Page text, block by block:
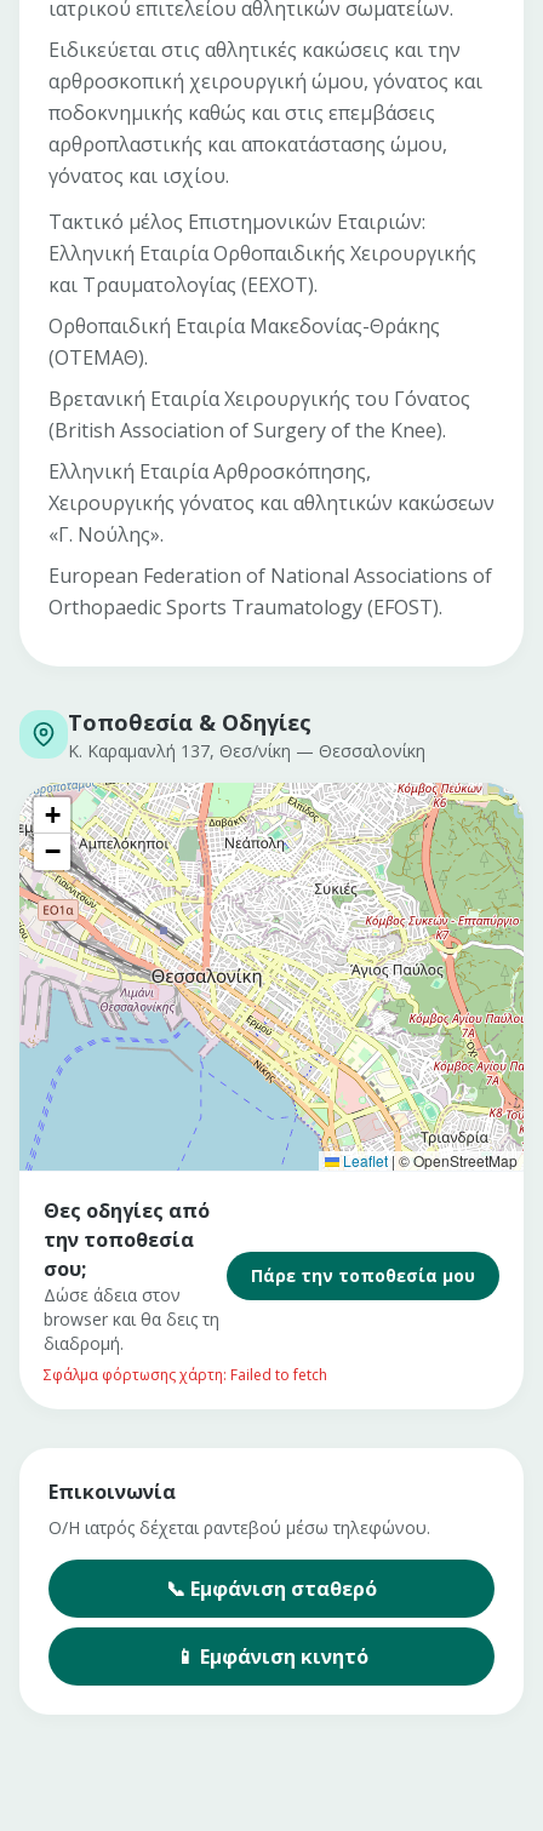
ιατρικού επιτελείου αθλητικών σωματείων.
Ειδικεύεται στις αθλητικές κακώσεις και την
αρθροσκοπική χειρουργική ώμου, γόνατος και
ποδοκνημικής καθώς και στις επεμβάσεις
αρθροπλαστικής και αποκατάστασης ώμου,
γόνατος και ισχίου.
Τακτικό μέλος Επιστημονικών Εταιριών:
Ελληνική Εταιρία Ορθοπαιδικής Χειρουργικής
και Τραυματολογίας (ΕΕΧΟΤ).
Ορθοπαιδική Εταιρία Μακεδονίας-Θράκης
(ΟΤΕΜΑΘ).
Βρετανική Εταιρία Χειρουργικής του Γόνατος
(British Association of Surgery of the Knee).
Ελληνική Εταιρία Αρθροσκόπησης,
Χειρουργικής γόνατος και αθλητικών κακώσεων
«Γ. Νούλης».
European Federation of National Associations of
Orthopaedic Sports Traumatology (EFOST).
Τοποθεσία & Οδηγίες
Κ. Καραμανλή 137, Θεσ/νίκη — Θεσσαλονίκη
+
−
Leaflet |© OpenStreetMap
Θες οδηγίες από
την τοποθεσία
σου;
Δώσε άδεια στον
browser και θα δεις τη
διαδρομή.
Πάρε την τοποθεσία μου
Σφάλμα φόρτωσης χάρτη: Failed to fetch
Επικοινωνία
Ο/Η ιατρός δέχεται ραντεβού μέσω τηλεφώνου.
📞 Εμφάνιση σταθερό
📱 Εμφάνιση κινητό